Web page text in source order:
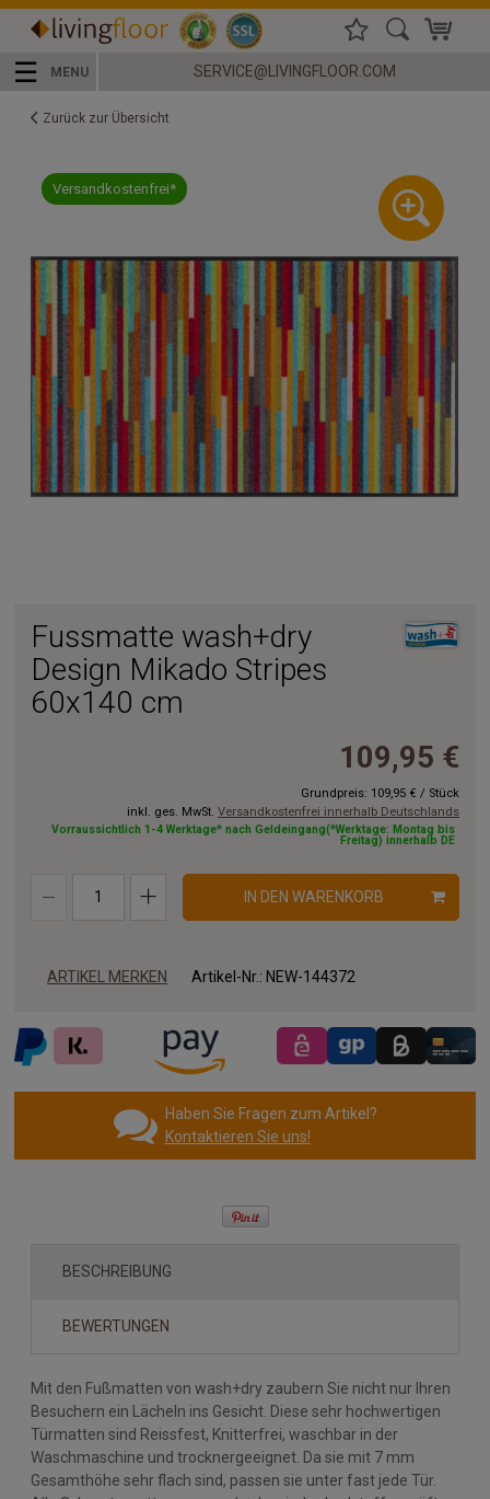
☰ MENU SERVICE@LIVINGFLOOR.COM
Zurück zur Übersicht
Versandkostenfrei*
Fussmatte wash+dry
Design Mikado Stripes
60x140 cm
109,95 €
Grundpreis: 109,95 € / Stück
inkl. ges. MwSt. Versandkostenfrei innerhalb Deutschlands
Vorraussichtlich 1-4 Werktage* nach Geldeingang(*Werktage: Montag bis
Freitag) innerhalb DE
IN DEN WARENKORB
ARTIKEL MERKEN Artikel-Nr.: NEW-144372
Haben Sie Fragen zum Artikel?
Kontaktieren Sie uns!
BESCHREIBUNG
BEWERTUNGEN
Mit den Fußmatten von wash+dry zaubern Sie nicht nur Ihren
Besuchern ein Lächeln ins Gesicht. Diese sehr hochwertigen
Türmatten sind Reissfest, Knitterfrei, waschbar in der
Waschmaschine und trocknergeeignet. Da sie mit 7 mm
Gesamthöhe sehr flach sind, passen sie unter fast jede Tür.